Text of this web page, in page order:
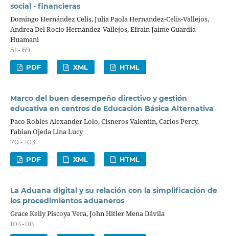
social - financieras
Domingo Hernández Celis, Julia Paola Hernandez-Celis-Vallejos,
Andrea Del Rocío Hernández-Vallejos, Efrain Jaime Guardia-
Huamani
51 - 69
PDF XML HTML
Marco del buen desempeño directivo y gestión
educativa en centros de Educación Básica Alternativa
Paco Robles Alexander Lolo, Cisneros Valentín, Carlos Percy,
Fabian Ojeda Lina Lucy
70 - 103
PDF XML HTML
La Aduana digital y su relación con la simplificación de
los procedimientos aduaneros
Grace Kelly Piscoya Vera, John Hitler Mena Dávila
104-118